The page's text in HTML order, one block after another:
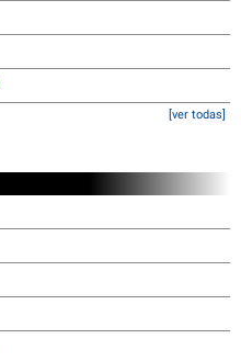
[ver todas]